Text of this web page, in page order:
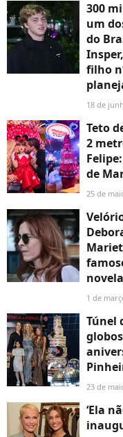
300
um
do
filho
18 de
Teto
2
de
25 de
1 de
Túnel
23 de
‘Ela